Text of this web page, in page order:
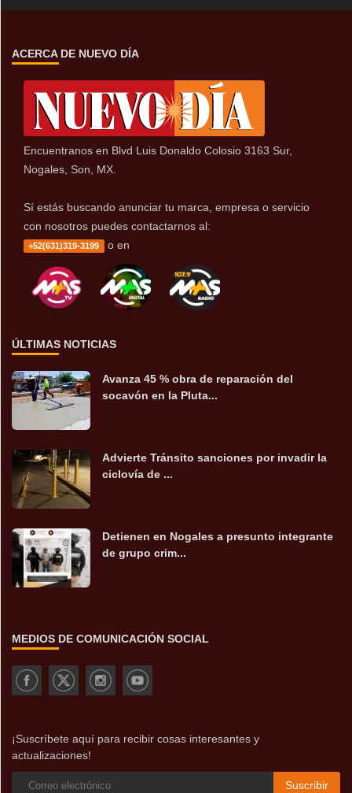
ACERCA DE NUEVO DÍA
Encuentranos en Blvd Luis Donaldo Colosio 3163 Sur,
Nogales, Son, MX.
Sí estás buscando anunciar tu marca, empresa o servicio
con nosotros puedes contactarnos al:
+52(631)319-3199 o en
ÚLTIMAS NOTICIAS
Avanza 45 % obra de reparación del
socavón en la Pluta...
Advierte Tránsito sanciones por invadir la
ciclovía de ...
Detienen en Nogales a presunto integrante
de grupo crim...
MEDIOS DE COMUNICACIÓN SOCIAL
¡Suscríbete aquí para recibir cosas interesantes y
actualizaciones!
Suscribir